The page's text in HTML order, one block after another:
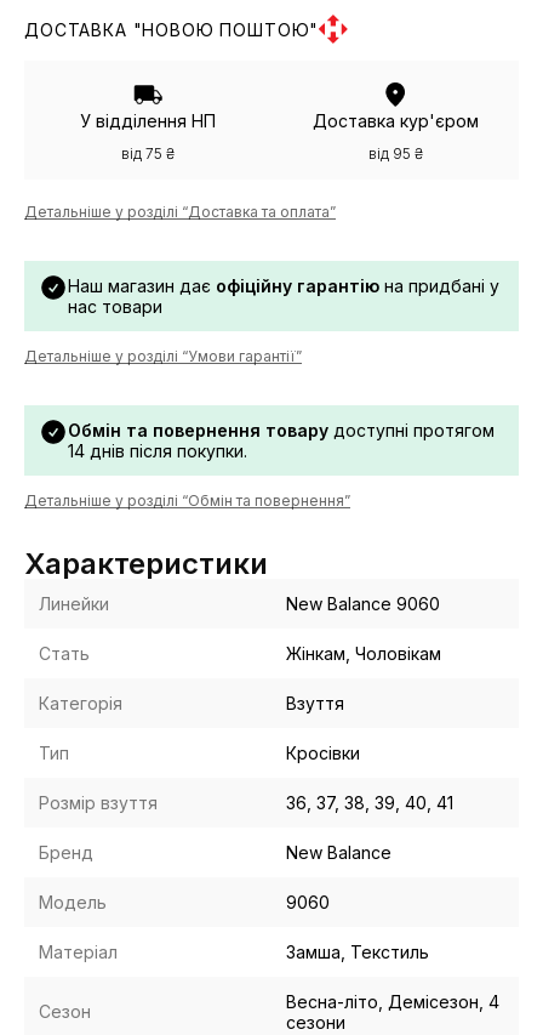
ДОСТАВКА "НОВОЮ ПОШТОЮ"
У відділення НП
від 75 ₴
Доставка кур'єром
від 95 ₴
Детальніше у розділі “Доставка та оплата”
Наш магазин дає офіційну гарантію на придбані у
нас товари
Детальніше у розділі “Умови гарантії”
Обмін та повернення товару доступні протягом
14 днів після покупки.
Детальніше у розділі “Обмін та повернення”
Характеристики
Линейки New Balance 9060
Стать Жінкам, Чоловікам
Категорія Взуття
Тип Кросівки
Розмір взуття 36, 37, 38, 39, 40, 41
Бренд New Balance
Модель 9060
Матеріал Замша, Текстиль
Сезон
Весна-літо, Демісезон, 4
сезони